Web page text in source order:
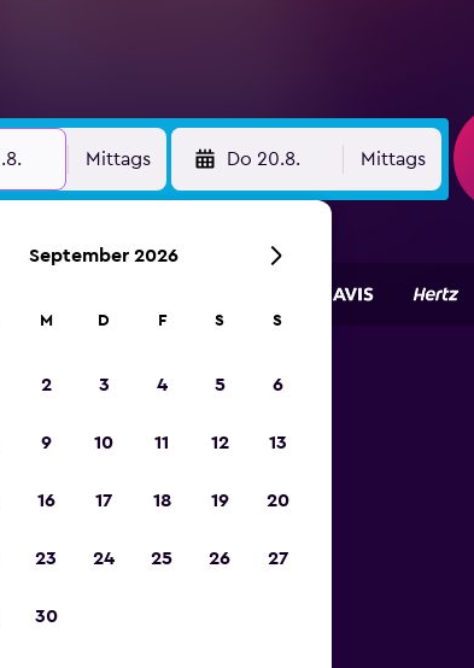
Mittags Do 20.8. Mittags
gekürt
September 2026
M D F S S
2 3 4 5 6
9 10 11 12 13
16 17 18 19 20
23 24 25 26 27
30